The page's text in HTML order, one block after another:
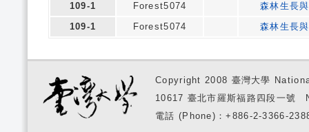
109-1
Forest5074
森林生長
109-1
Forest5074 森林生長
Copyright 2008 臺灣大學
10617 臺北市羅斯福路四段一
電話 (Phone)：+886-2-3366-